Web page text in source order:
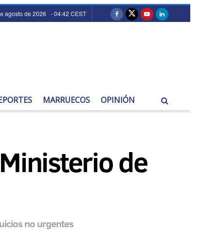
agosto de 2026 - 04:42 CEST
MARRUECOS OPINIÓN
de
no urgentes